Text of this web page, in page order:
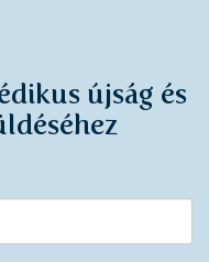
újság és